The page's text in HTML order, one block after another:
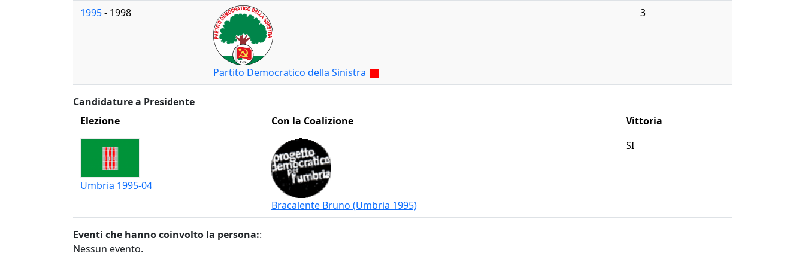
1995- 1998
Partito Democratico della Sinistra
3
Candidature a Presidente
Elezione
Con la Coalizione Vittoria
Umbria 1995-04
Bracalente Bruno (Umbria 1995)
SI
Eventi che hanno coinvolto la persona::
Nessun evento.